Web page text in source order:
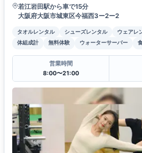
若江岩田駅から車で15分
大阪府大阪市城東区今福西3ー2ー2
タオルレンタル シューズレンタル ウェアレ
体組成計
無料体験 ウォーターサーバー
営業時間
8:00〜21:00